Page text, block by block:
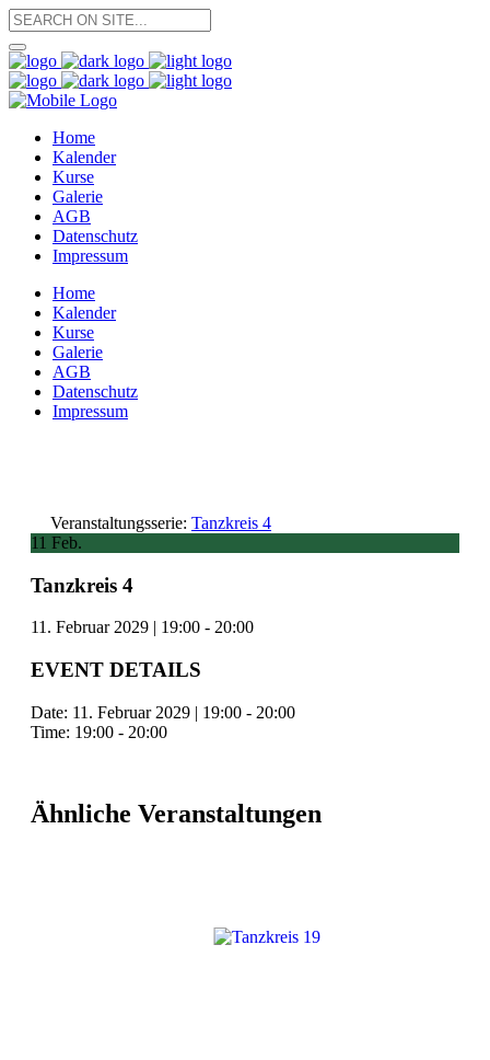
Home
Kalender
Kurse
Galerie
AGB
Datenschutz
Impressum
Home
Kalender
Kurse
Galerie
AGB
Datenschutz
Impressum
Veranstaltungsserie: Tanzkreis 4
11 Feb.
Tanzkreis 4
11. Februar 2029 | 19:00 - 20:00
EVENT DETAILS
Date: 11. Februar 2029 | 19:00 - 20:00
Time: 19:00 - 20:00
Ähnliche Veranstaltungen